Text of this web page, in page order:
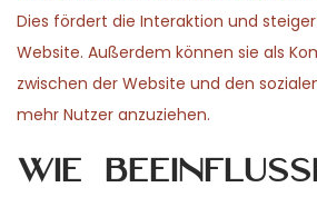
Dies fördert die Interaktion und
Website. Außerdem können sie als
zwischen der Website und den
mehr Nutzer anzuziehen.
Wie